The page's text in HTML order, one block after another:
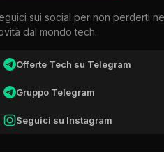
sui social per non perderti
dal mondo tech.
Offerte Tech su Telegram
Gruppo Telegram
Seguici su Instagram